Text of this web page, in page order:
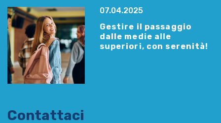
07.04.2025
Gestire il passaggio
dalle medie alle
superiori, con serenità!
Contattaci